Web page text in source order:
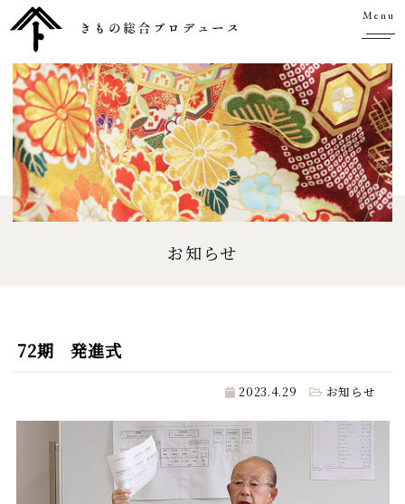
Menu
お知らせ
72期 発進式
2023.4.29 お知らせ